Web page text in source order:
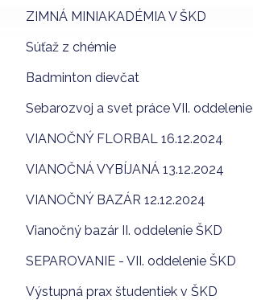
ZIMNÁ MINIAKADÉMIA V ŠKD
Súťaž z chémie
Badminton dievčat
Sebarozvoj a svet práce VII.
VIANOČNÝ FLORBAL 16.12.2024
VIANOČNÁ VYBÍJANÁ 13.12.2024
VIANOČNÝ BAZÁR 12.12.2024
Vianočný bazár II. oddelenie ŠKD
SEPAROVANIE - VII. oddelenie ŠKD
Výstupná prax študentiek v ŠKD